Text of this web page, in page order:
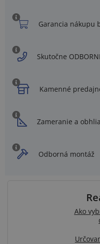
Garancia nákupu
Skutočne
Kamenné
Zameranie a
Odborná montáž
Ako